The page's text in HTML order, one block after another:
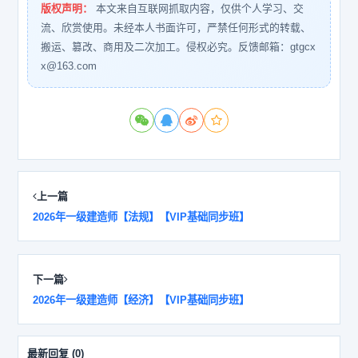
版权声明：
本文来自互联网抓取内容，仅供个人学习、交
流、欣赏使用。未经本人书面许可，严禁任何形式的转载、
搬运、篡改、商用及二次加工。侵权必究。反馈邮箱：gtgcx
x@163.com
上一篇
2026年一级建造师【法规】【VIP基础同步班】
下一篇
2026年一级建造师【经济】【VIP基础同步班】
最新回复 (0)